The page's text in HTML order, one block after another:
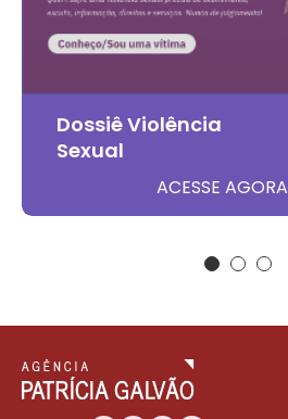
Dossiê Violência
Sexual
ACESSE AGORA